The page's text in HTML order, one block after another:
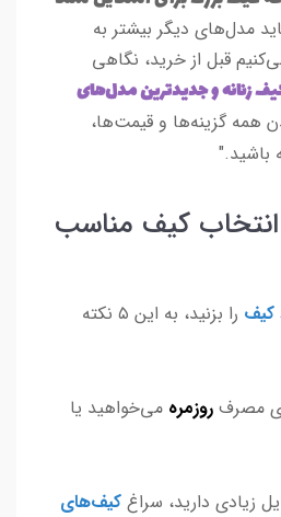
مدل‌های دیگر بیشتر به
قبل از خرید، نگاهی
زنانه و جدیدترین مدل‌های
همه گزینه‌ها و قیمت‌ها،
باشید."
کیف مناسب
کیف
را بزنید، به این ۵ نکته
مصرف روزمره می‌خواهید یا
زیادی دارید، سراغ کیف‌های